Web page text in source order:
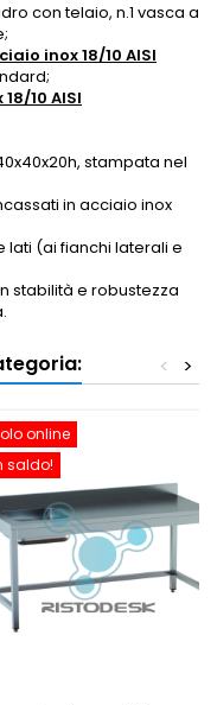
con telaio, n.1 vasca a
inox 18/10 AISI
10 AISI
stampata nel
in acciaio inox
(ai fianchi laterali e
stabilità e robustezza
>
<
online
saldo!